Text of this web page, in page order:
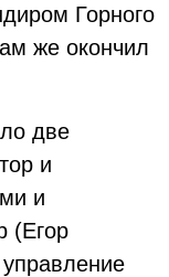
Горного
же окончил
две
и
и
(Егор